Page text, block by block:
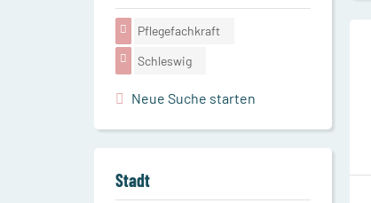
Pflegefachkraft
Schleswig
Neue Suche starten
Stadt